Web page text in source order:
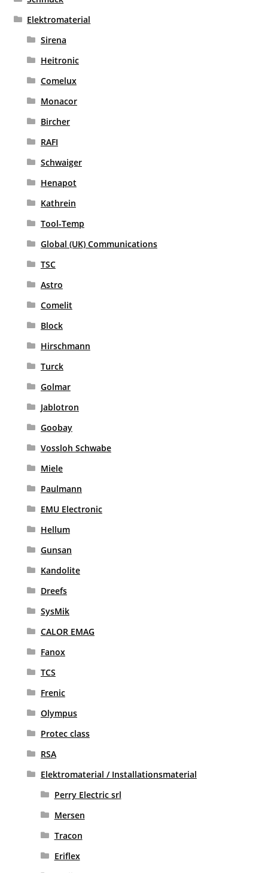
Elektromaterial
Sirena
Heitronic
Comelux
Monacor
Bircher
RAFI
Schwaiger
Henapot
Kathrein
Tool-Temp
Global (UK) Communications
TSC
Astro
Comelit
Block
Hirschmann
Turck
Golmar
Jablotron
Goobay
Vossloh Schwabe
Miele
Paulmann
EMU Electronic
Hellum
Gunsan
Kandolite
Dreefs
SysMik
CALOR EMAG
Fanox
TCS
Frenic
Olympus
Protec class
RSA
Elektromaterial / Installationsmaterial
Perry Electric srl
Mersen
Tracon
Eriflex